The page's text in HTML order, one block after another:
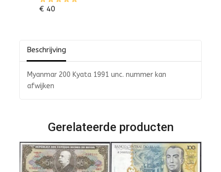
0
€40
Beschrijving
Myanmar 200 Kyata 1991 unc. nummer kan
afwijken
Gerelateerde producten